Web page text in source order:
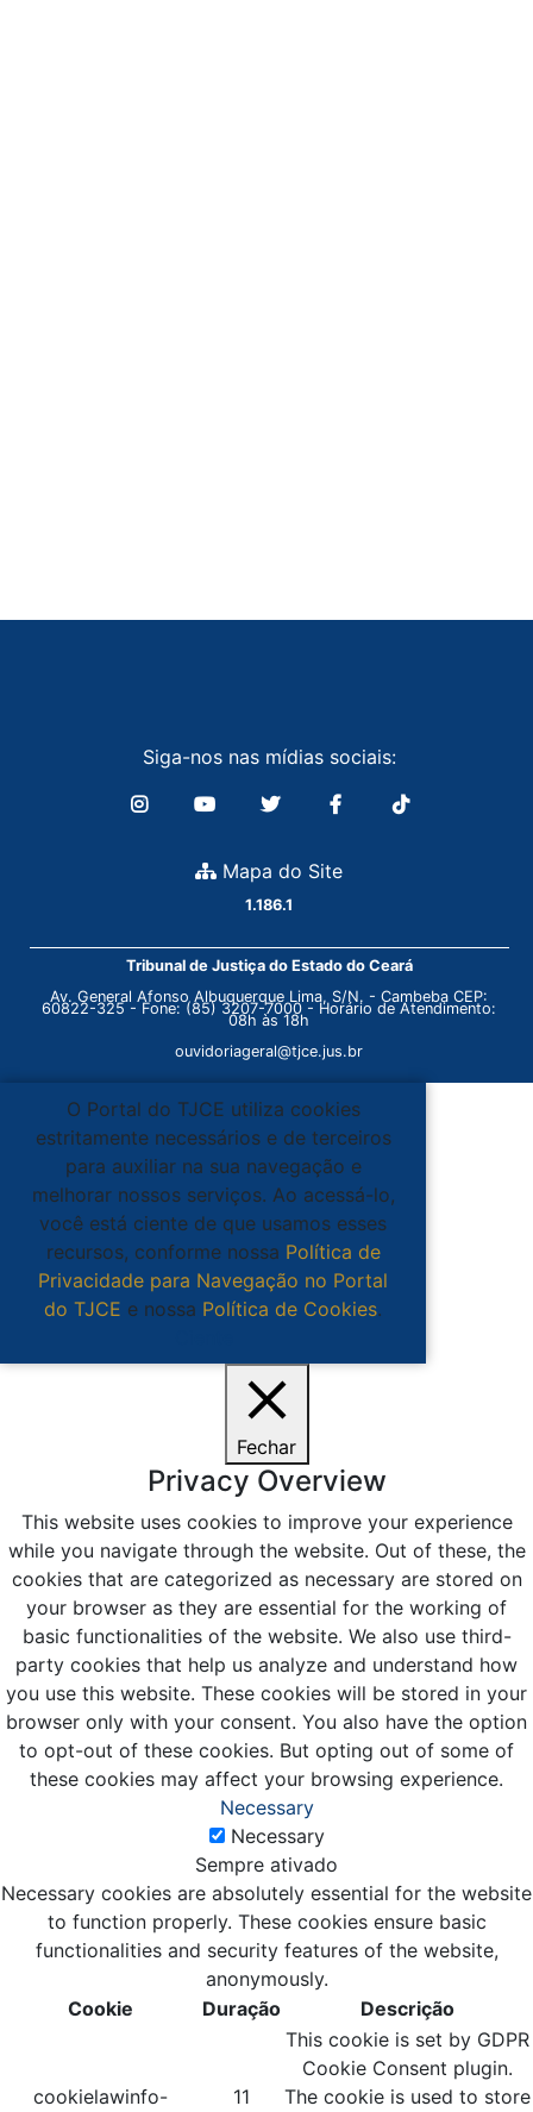
Siga-nos nas mídias sociais:
Mapa do Site
1.186.1
Tribunal de Justiça do Estado do Ceará
Av. General Afonso Albuquerque Lima, S/N. - Cambeba CEP:
60822-325 - Fone: (85) 3207-7000 - Horário de Atendimento:
08h às 18h
ouvidoriageral@tjce.jus.br
O Portal do TJCE utiliza cookies
estritamente necessários e de terceiros
para auxiliar na sua navegação e
melhorar nossos serviços. Ao acessá-lo,
você está ciente de que usamos esses
recursos, conforme nossa Política de
Privacidade para Navegação no Portal
do TJCE e nossa Política de Cookies.
Fechar
Privacy Overview
This website uses cookies to improve your experience
while you navigate through the website. Out of these, the
cookies that are categorized as necessary are stored on
your browser as they are essential for the working of
basic functionalities of the website. We also use third-
party cookies that help us analyze and understand how
you use this website. These cookies will be stored in your
browser only with your consent. You also have the option
to opt-out of these cookies. But opting out of some of
these cookies may affect your browsing experience.
Necessary
Necessary
Sempre ativado
Necessary cookies are absolutely essential for the website
to function properly. These cookies ensure basic
functionalities and security features of the website,
anonymously.
Cookie
Duração Descrição
cookielawinfo-
11
This cookie is set by GDPR
Cookie Consent plugin.
The cookie is used to store